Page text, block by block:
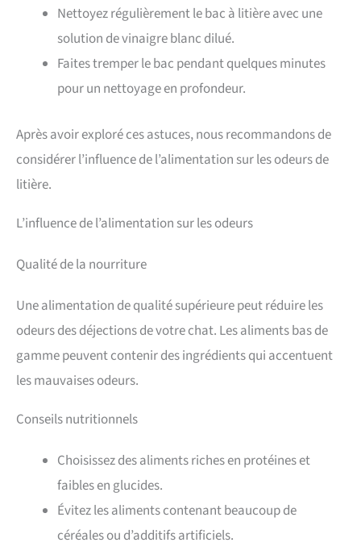
Nettoyez régulièrement le bac à litière avec une
solution de vinaigre blanc dilué.
Faites tremper le bac pendant quelques minutes
pour un nettoyage en profondeur.
Après avoir exploré ces astuces, nous recommandons de
considérer l’influence de l’alimentation sur les odeurs de
litière.
L’influence de l’alimentation sur les odeurs
Qualité de la nourriture
Une alimentation de qualité supérieure peut réduire les
odeurs des déjections de votre chat. Les aliments bas de
gamme peuvent contenir des ingrédients qui accentuent
les mauvaises odeurs.
Conseils nutritionnels
Choisissez des aliments riches en protéines et
faibles en glucides.
Évitez les aliments contenant beaucoup de
céréales ou d’additifs artificiels.